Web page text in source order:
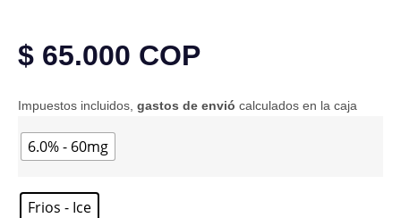
$ 65.000 COP
Impuestos incluidos, gastos de envió calculados en la caja
6.0% - 60mg
Frios - Ice